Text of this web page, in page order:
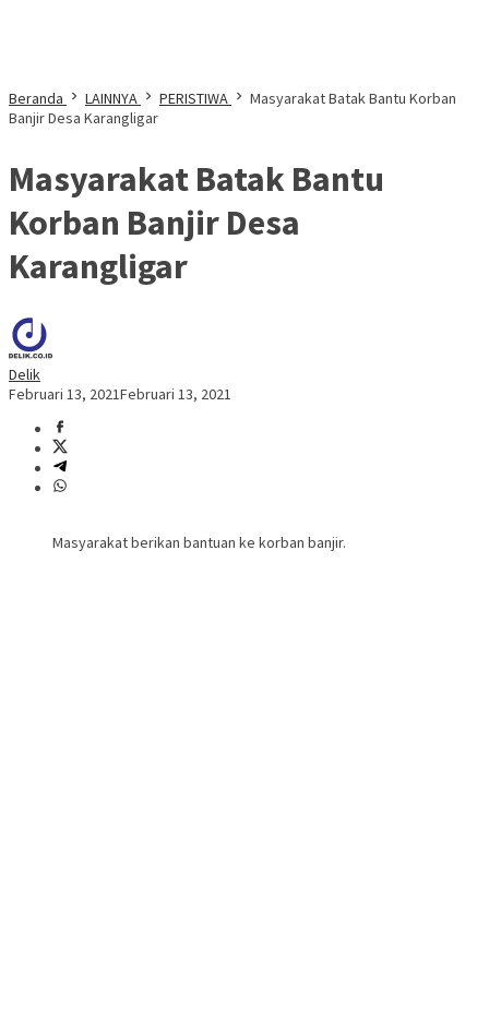
Beranda LAINNYA PERISTIWA
Masyarakat Batak Bantu Korban
Banjir Desa Karangligar
Masyarakat Batak Bantu
Korban Banjir Desa
Karangligar
Delik
Februari 13, 2021Februari 13, 2021
Masyarakat berikan bantuan ke korban banjir.